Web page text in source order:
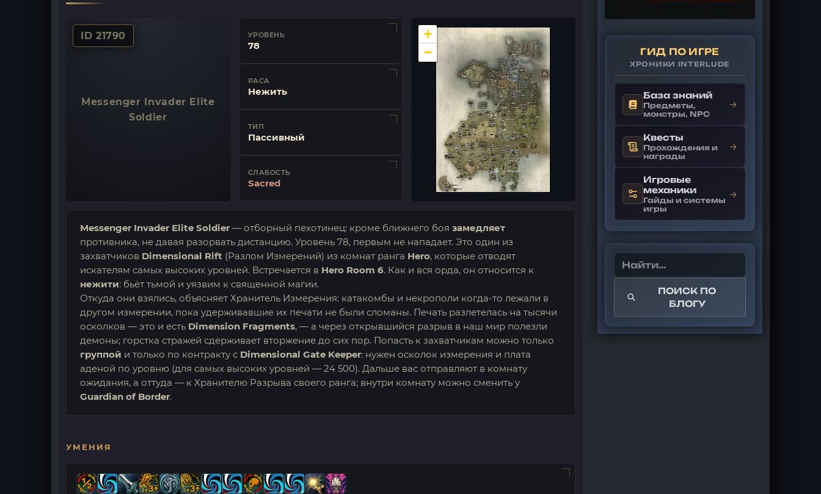
ID 21790
Messenger Invader Elite
Soldier
УРОВЕНЬ
78
РАСА
Нежить
ТИП
Пассивный
СЛАБОСТЬ
Sacred
+
−
Messenger Invader Elite Soldier — отборный пехотинец: кроме ближнего боя замедляет
противника, не давая разорвать дистанцию. Уровень 78, первым не нападает. Это один из
захватчиков Dimensional Rift (Разлом Измерений) из комнат ранга Hero, которые отводят
искателям самых высоких уровней. Встречается в Hero Room 6. Как и вся орда, он относится к
нежити: бьёт тьмой и уязвим к священной магии.
Откуда они взялись, объясняет Хранитель Измерения: катакомбы и некрополи когда-то лежали в
другом измерении, пока удерживавшие их печати не были сломаны. Печать разлетелась на тысячи
осколков — это и есть Dimension Fragments, — а через открывшийся разрыв в наш мир полезли
демоны; горстка стражей сдерживает вторжение до сих пор. Попасть к захватчикам можно только
группой и только по контракту с Dimensional Gate Keeper: нужен осколок измерения и плата
аденой по уровню (для самых высоких уровней — 24 500). Дальше вас отправляют в комнату
ожидания, а оттуда — к Хранителю Разрыва своего ранга; внутри комнату можно сменить у
Guardian of Border.
УМЕНИЯ
ГИД ПО ИГРЕ
ХРОНИКИ INTERLUDE
База знаний
Предметы,
монстры, NPC
→
Квесты
Прохождения и
награды
→
Игровые
механики
Гайды и системы
игры
→
ПОИСК ПО
БЛОГУ